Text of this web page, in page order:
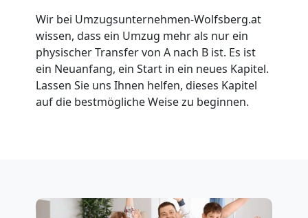
Wir bei Umzugsunternehmen-Wolfsberg.at
wissen, dass ein Umzug mehr als nur ein
physischer Transfer von A nach B ist. Es ist
ein Neuanfang, ein Start in ein neues Kapitel.
Lassen Sie uns Ihnen helfen, dieses Kapitel
auf die bestmögliche Weise zu beginnen.
Wolfsberg
Umzug